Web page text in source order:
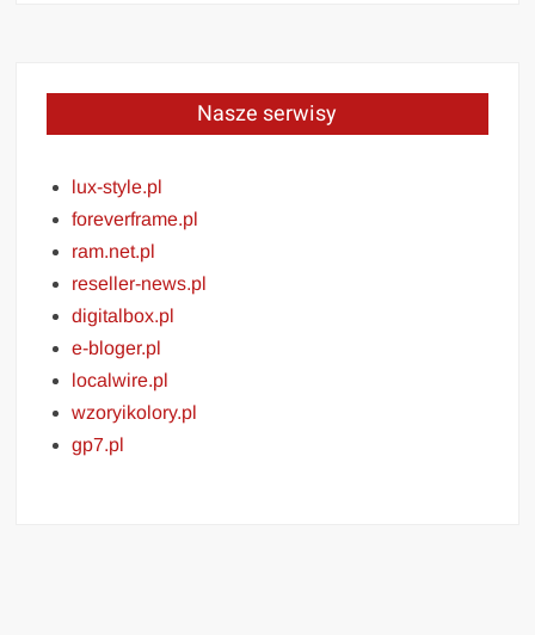
Nasze serwisy
lux-style.pl
foreverframe.pl
ram.net.pl
reseller-news.pl
digitalbox.pl
e-bloger.pl
localwire.pl
wzoryikolory.pl
gp7.pl